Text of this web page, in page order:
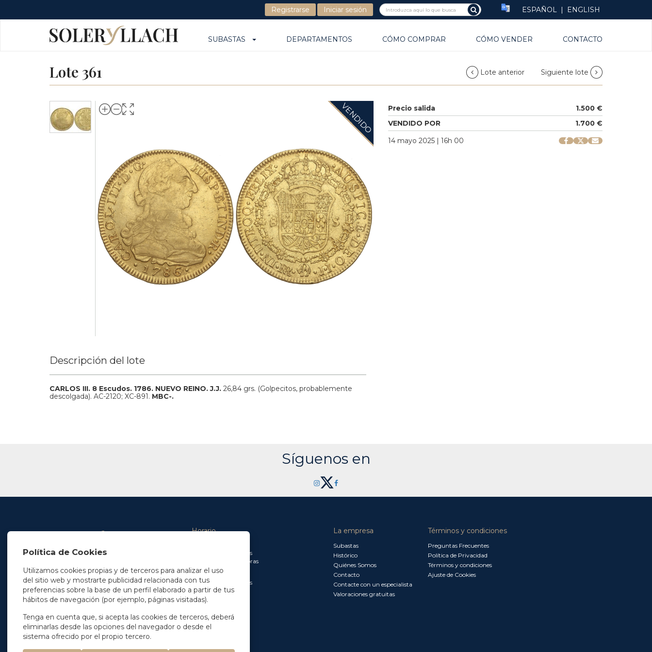
Registrarse Iniciar sesión ESPAÑOL | ENGLISH
SUBASTAS DEPARTAMENTOS CÓMO COMPRAR CÓMO VENDER CONTACTO
Lote 361 Lote anterior Siguiente lote
VENDIDO Precio salida
1.500 €
VENDIDO POR
1.700 €
14 mayo 2025 | 16h 00
Descripción del lote
CARLOS III. 8 Escudos. 1786. NUEVO REINO.J.J. 26,84 grs. (Golpecitos, probablemente
descolgada). AC-2120; XC-891. MBC-.
Síguenos en
En Madrid
info@soleryllach.com
En Barcelona
Beethoven 13
+34 93 201 87 33
info@soleryllach.com
Horario
De 9.00 a 13.30 horas
y de 14.30 a 18.00 horas
Viernes:
De 8.30 a 15.00 horas
La empresa
Subastas
Histórico
Quiénes Somos
Contacto
Contacte con un especialista
Valoraciones gratuitas
Términos y condiciones
Preguntas Frecuentes
Política de Privacidad
Términos y condiciones
Ajuste de Cookies
Política de Cookies
Utilizamos cookies propias y de terceros para analizar el uso
del sitio web y mostrarte publicidad relacionada con tus
preferencias sobre la base de un perfil elaborado a partir de tus
hábitos de navegación (por ejemplo, páginas visitadas).
Tenga en cuenta que, si acepta las cookies de terceros, deberá
eliminarlas desde las opciones del navegador o desde el
sistema ofrecido por el propio tercero.